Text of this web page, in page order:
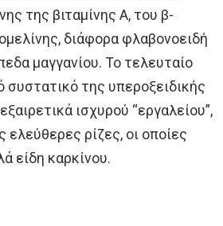
της βιταμίνης Α, του β-
διάφορα φλαβονοειδή
μαγγανίου. Το τελευταίο
συστατικό της υπεροξειδικής
ισχυρού “εργαλείου”,
ρίζες, οι οποίες
είδη καρκίνου.